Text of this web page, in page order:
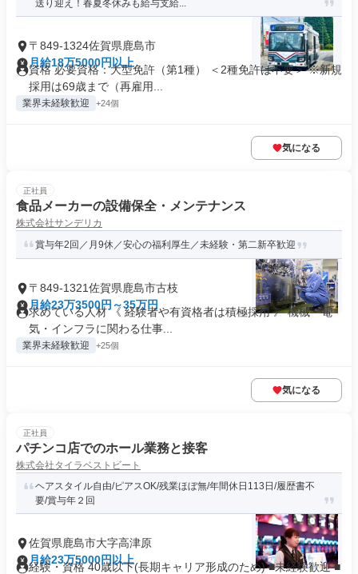
送り迎え！春夏冬休みも給与支給...
〒849-1324佐賀県鹿島市
月給18万5000円以上
資格 必要資格：大型免許（第1種） ＜2種免許は不要＞ ※新規
採用は69歳まで（再雇用...
業界未経験歓迎 +24個
気になる
正社員
食品メーカーの設備保全・メンテナンス
株式会社サンデリカ
賞与年2回／月9休／安心の福利厚生／未経験・第二新卒歓迎
〒849-1321佐賀県鹿島市古枝
月給23万3500円～35万円
求めている人材 《 経験者や有資格者は積極採用 》 機械・電
気・インフラに関わる仕事...
業界未経験歓迎 +25個
気になる
正社員
パチンコ店でのホール業務と接客
株式会社タイラベストビート
ヘアスタイル自由/ピアスOK/残業ほぼ無/年間休日113日/履歴書不
要/賞与年２回
佐賀県鹿島市大字高津原
月給23万5000円以上
経験・資格 40歳以下(長期キャリア形成のため) ■未経験歓迎 ■